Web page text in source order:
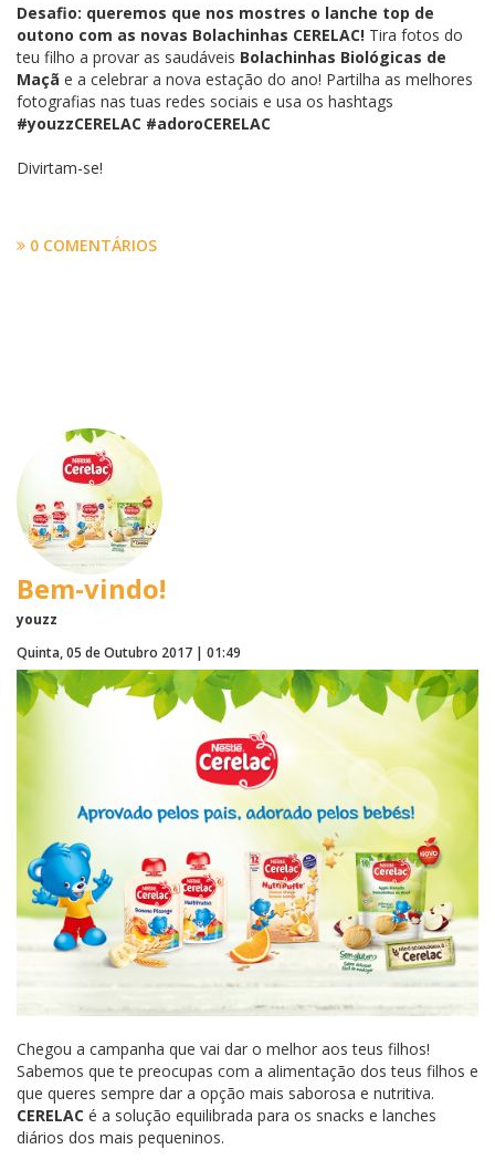
Desafio: queremos que nos mostres o lanche top de
outono com as novas Bolachinhas CERELAC! Tira fotos do
teu filho a provar as saudáveis Bolachinhas Biológicas de
Maçã e a celebrar a nova estação do ano! Partilha as melhores
fotografias nas tuas redes sociais e usa os hashtags
#youzzCERELAC #adoroCERELAC
Divirtam-se!
0 COMENTÁRIOS
Bem-vindo!
youzz
Quinta, 05 de Outubro 2017 | 01:49
Chegou a campanha que vai dar o melhor aos teus filhos!
Sabemos que te preocupas com a alimentação dos teus filhos e
que queres sempre dar a opção mais saborosa e nutritiva.
CERELAC é a solução equilibrada para os snacks e lanches
diários dos mais pequeninos.